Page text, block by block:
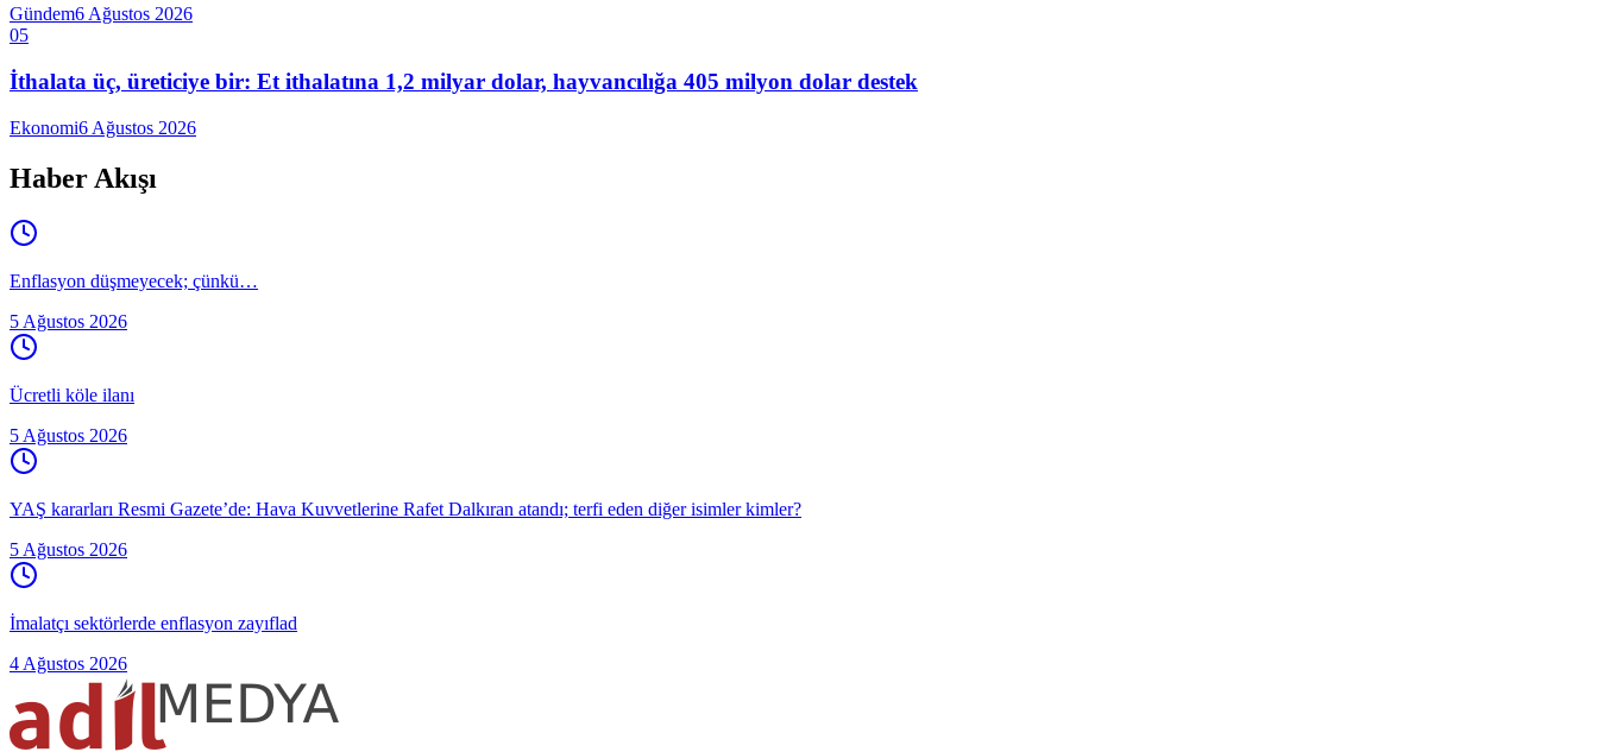
Gündem6 Ağustos 2026
05
İthalata üç, üreticiye bir: Et ithalatına 1,2 milyar dolar, hayvancılığa 405 milyon dolar destek
Ekonomi6 Ağustos 2026
Haber Akışı
Enflasyon düşmeyecek; çünkü…
5 Ağustos 2026
Ücretli köle ilanı
5 Ağustos 2026
YAŞ kararları Resmi Gazete’de: Hava Kuvvetlerine Rafet Dalkıran atandı; terfi eden diğer isimler kimler?
5 Ağustos 2026
İmalatçı sektörlerde enflasyon zayıflad
4 Ağustos 2026